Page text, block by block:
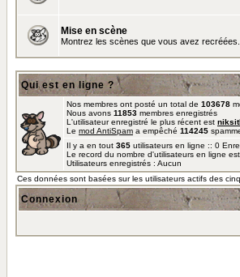
Mise en scène
Montrez les scènes que vous avez recréées.
Qui est en ligne ?
Nos membres ont posté un total de 103678
Nous avons 11853 membres enregistrés
L'utilisateur enregistré le plus récent est
Le mod AntiSpam a empêché 114245
Il y a en tout 365 utilisateurs en ligne :: 0
Le record du nombre d'utilisateurs en ligne
Utilisateurs enregistrés : Aucun
Ces données sont basées sur les utilisateurs actifs des
Connexion